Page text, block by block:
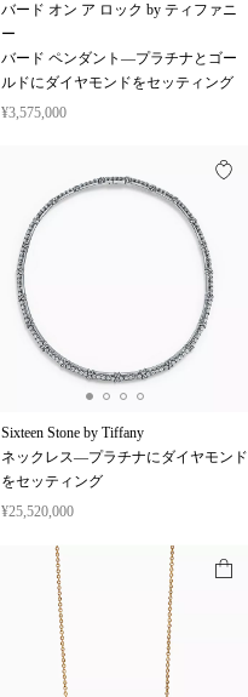
バード オン ア ロック by ティファニ
ー
バード ペンダント—プラチナとゴー
ルドにダイヤモンドをセッティング
¥3,575,000
Sixteen Stone by Tiffany
ネックレス—プラチナにダイヤモンド
をセッティング
¥25,520,000